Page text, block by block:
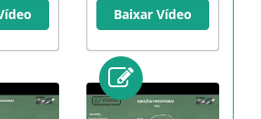
Baixar Vídeo